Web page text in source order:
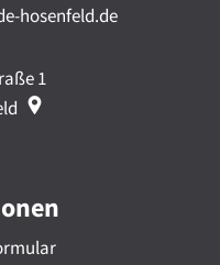
hosenfeld.de
1